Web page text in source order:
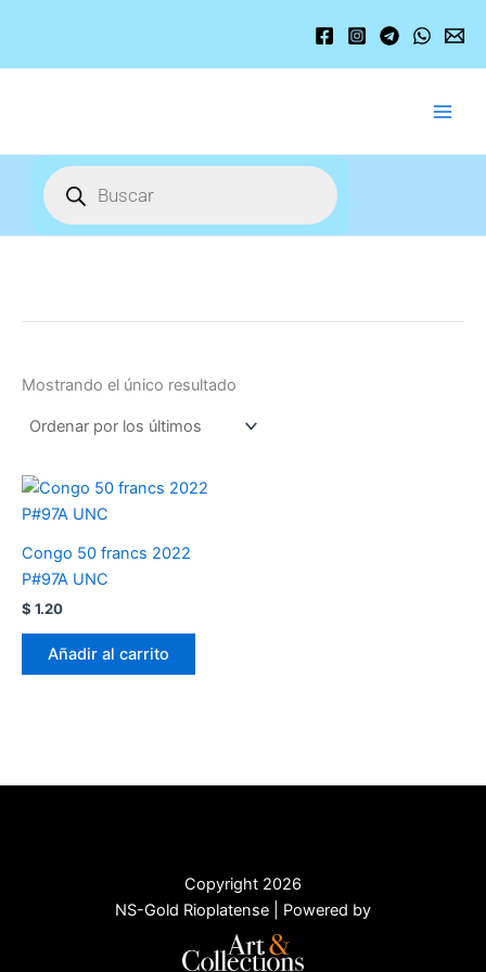
contenido
Búsqueda
de
productos
Mostrando el único resultado
Congo 50 francs 2022
P#97A UNC
$ 1.20
Añadir al carrito
Copyright 2026
NS-Gold Rioplatense | Powered by